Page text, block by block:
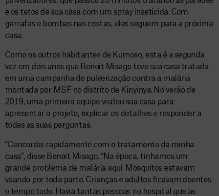
e os tetos de sua casa com um spray inseticida. Com
garrafas e bombas nas costas, eles seguem para a próxima
casa.
Como os outros habitantes de Kumoso, esta é a segunda
vez em dois anos que Benoit Misago teve sua casa tratada
em uma campanha de pulverização contra a malária
montada por MSF no distrito de Kinyinya. No verão de
2019, uma primeira equipe visitou sua casa para
apresentar o projeto, explicar os detalhes e responder a
todas as suas perguntas.
“Concordei rapidamente com o tratamento da minha
casa”, disse Benoit Misago. “Na época, tínhamos um
grande problema de malária aqui. Mosquitos estavam
voando por toda parte. Crianças e adultos ficavam doentes
o tempo todo. Havia tantas pessoas no hospital que às